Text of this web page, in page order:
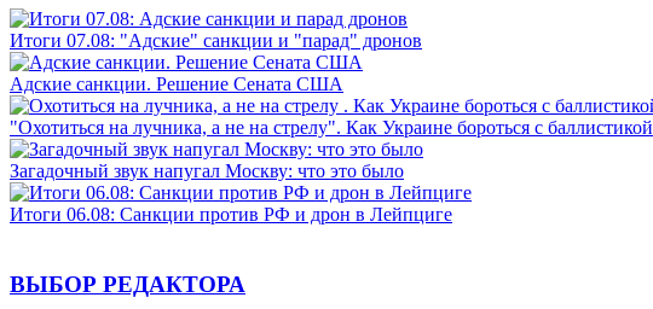
Итоги 07.08: "Адские" санкции и "парад" дронов
Адские санкции. Решение Сената США
"Охотиться на лучника, а не на стрелу". Как Украине бороться с баллистикой
Загадочный звук напугал Москву: что это было
Итоги 06.08: Санкции против РФ и дрон в Лейпциге
ВЫБОР РЕДАКТОРА